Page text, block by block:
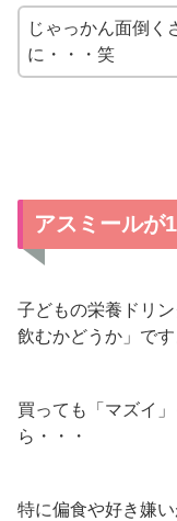
じゃっかん面倒く
に・・・笑
アスミールが
子どもの栄養ドリ
飲むかどうか」です
買っても「マズイ
ら・・・
特に偏食や好き嫌